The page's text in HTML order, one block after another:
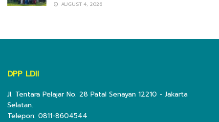
AUGUST 4, 2026
DPP LDII
Jl. Tentara Pelajar No. 28 Patal Senayan 12210 - Jakarta
Selatan.
Telepon: 0811-8604544